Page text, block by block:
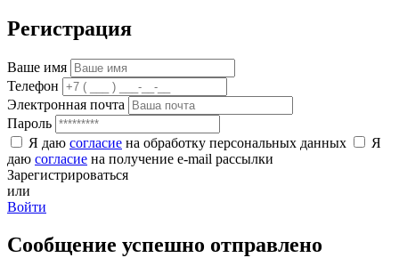
Регистрация
Ваше имя
Телефон
Электронная почта
Пароль
Я даю согласие на обработку персональных данных
Я
даю согласие на получение e-mail рассылки
Зарегистрироваться
или
Войти
Сообщение успешно отправлено